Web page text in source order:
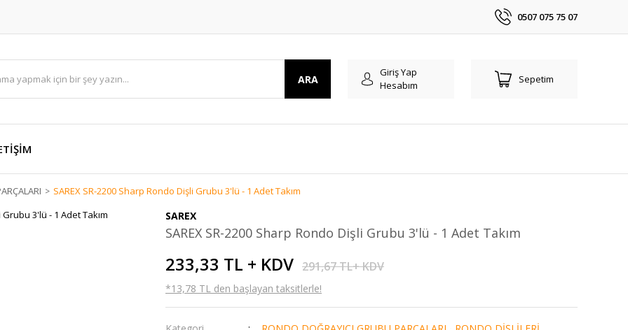
0507 075 75 07
ARA
Giriş Yap
Hesabım
Sepetim
SAREX SR-2200 Sharp Rondo Dişli Grubu 3'lü - 1 Adet Takım
SAREX
SAREX SR-2200 Sharp Rondo Dişli Grubu 3'lü - 1 Adet Takım
233,33 TL + KDV 291,67 TL+ KDV
*13,78 TL den başlayan taksitlerle!